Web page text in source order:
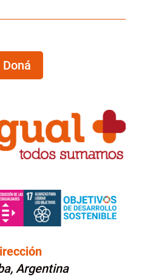
Doná
Argentina